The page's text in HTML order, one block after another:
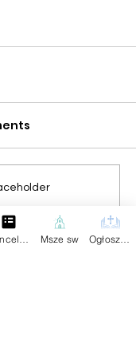
Msze sw